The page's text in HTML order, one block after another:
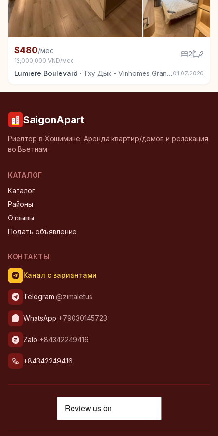
Квартира в аренду в Тху Дык - Vinhomes Grand
$480/мес
12,000,000 VND/мес
2 2
Lumiere Boulevard · Тху Дык - Vinhomes Grand Park 01.07.2026
SaigonApart
Риелтор в Хошимине. Аренда квартир/домов и релокация
во Вьетнам.
КАТАЛОГ
Каталог
Районы
Отзывы
Подать объявление
КОНТАКТЫ
Канал с вариантами
Telegram @zimaletus
WhatsApp +79030145723
Zalo +84342249416
+84342249416